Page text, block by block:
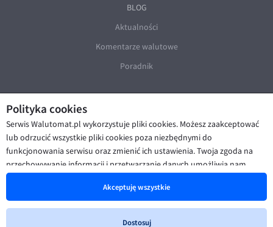
Polityka cookies
Serwis Walutomat.pl wykorzystuje pliki cookies. Możesz zaakceptować
lub odrzucić wszystkie pliki cookies poza niezbędnymi do
funkcjonowania serwisu oraz zmienić ich ustawienia. Twoja zgoda na
przechowywanie informacji i przetwarzanie danych umożliwia nam
poprawę funkcjonalności strony oraz prezentowanie Ci
spersonalizowanych treści i reklam. Więcej informacji znajdziesz w naszej
Akceptuję wszystkie
Dostosuj
BLOG
Aktualności
Komentarze walutowe
Poradnik
© Walutomat 2026 | Regulaminy
|
Polityka prywatności i cookies | Deklaracja dostępności